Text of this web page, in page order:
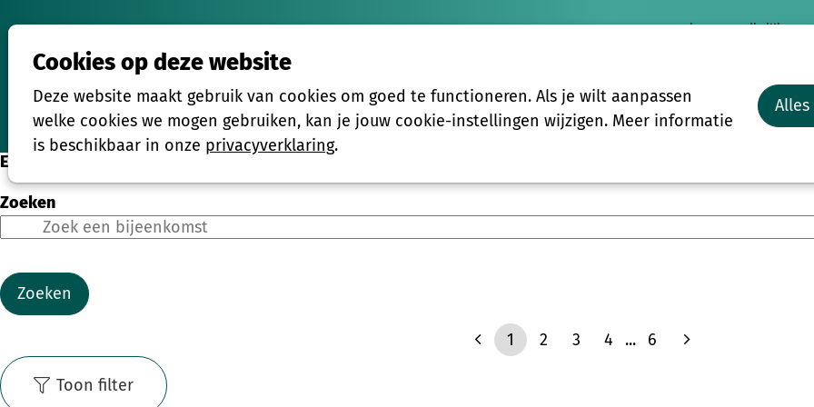
Cookies op deze website
Deze website maakt gebruik van cookies om goed te functioneren. Als je wilt aanpassen
welke cookies we mogen gebruiken, kan je jouw cookie-instellingen wijzigen. Meer informatie
is beschikbaar in onze privacyverklaring.
Home
Activiteiten Vrijwilligers Groepen Meer Start-to-
Nieuws
Eenmalige activiteiten
Zoeken
Zoeken
1 2 3 4 ... 6
Toon filter